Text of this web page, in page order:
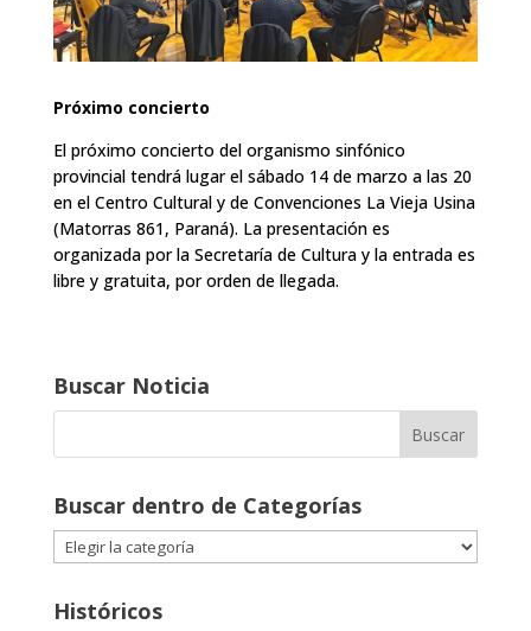
Próximo concierto
El próximo concierto del organismo sinfónico
provincial tendrá lugar el sábado 14 de marzo a las 20
en el Centro Cultural y de Convenciones La Vieja Usina
(Matorras 861, Paraná). La presentación es
organizada por la Secretaría de Cultura y la entrada es
libre y gratuita, por orden de llegada.
Buscar Noticia
Buscar dentro de Categorías
Buscar
dentro
Categorías
Históricos